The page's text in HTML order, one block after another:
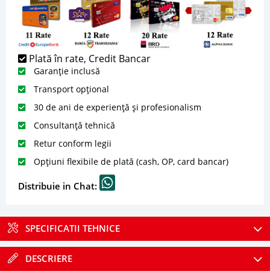
Plată în rate, Credit Bancar
Garanție inclusă
Transport opțional
30 de ani de experiență și profesionalism
Consultanță tehnică
Retur conform legii
Opțiuni flexibile de plată (cash, OP, card bancar)
Distribuie in Chat:
SPECIFICATII TEHNICE
DESCRIERE